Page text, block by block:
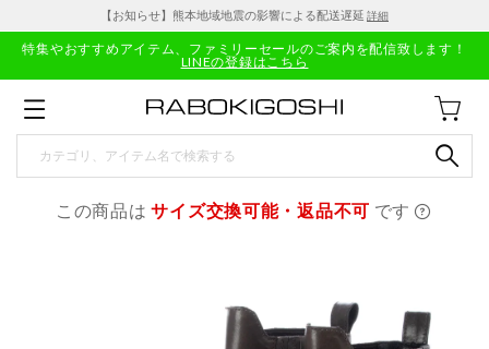
【お知らせ】熊本地域地震の影響による配送遅延 詳細
特集やおすすめアイテム、ファミリーセールのご案内を配信致します！
LINEの登録はこちら
この商品はサイズ交換可能・返品不可 です